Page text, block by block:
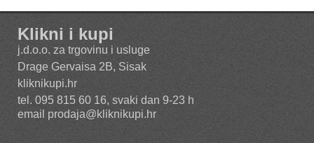
Klikni i kupi
j.d.o.o. za trgovinu i usluge
Drage Gervaisa 2B, Sisak
kliknikupi.hr
tel. 095 815 60 16, svaki dan 9-23 h
email prodaja@kliknikupi.hr